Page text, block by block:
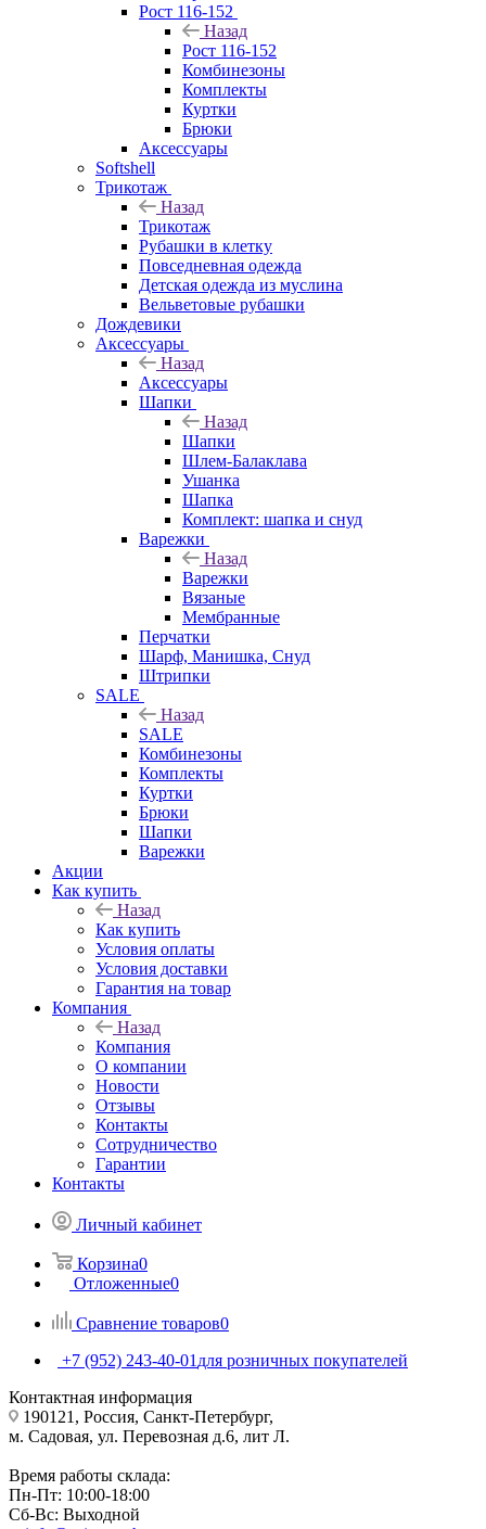
Рост 116-152
Назад
Рост 116-152
Комбинезоны
Комплекты
Куртки
Брюки
Аксессуары
Softshell
Трикотаж
Назад
Трикотаж
Рубашки в клетку
Повседневная одежда
Детская одежда из муслина
Вельветовые рубашки
Дождевики
Аксессуары
Назад
Аксессуары
Шапки
Назад
Шапки
Шлем-Балаклава
Ушанка
Шапка
Комплект: шапка и снуд
Варежки
Назад
Варежки
Вязаные
Мембранные
Перчатки
Шарф, Манишка, Снуд
Штрипки
SALE
Назад
SALE
Комбинезоны
Комплекты
Куртки
Брюки
Шапки
Варежки
Акции
Как купить
Назад
Как купить
Условия оплаты
Условия доставки
Гарантия на товар
Компания
Назад
Компания
О компании
Новости
Отзывы
Контакты
Сотрудничество
Гарантии
Контакты
Личный кабинет
Корзина0
Отложенные0
Сравнение товаров0
+7 (952) 243-40-01 для розничных покупателей
Контактная информация
190121, Россия, Санкт-Петербург,
м. Садовая, ул. Перевозная д.6, лит Л.
Время работы склада:
Пн-Пт: 10:00-18:00
Сб-Вс: Выходной